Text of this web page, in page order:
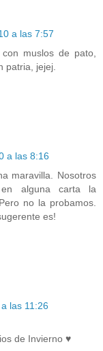
a las 7:57
muslos de pato,
patria, jejej.
a las 8:16
maravilla. Nosotros
alguna carta la
no la probamos.
es!
las 11:26
de Invierno ♥